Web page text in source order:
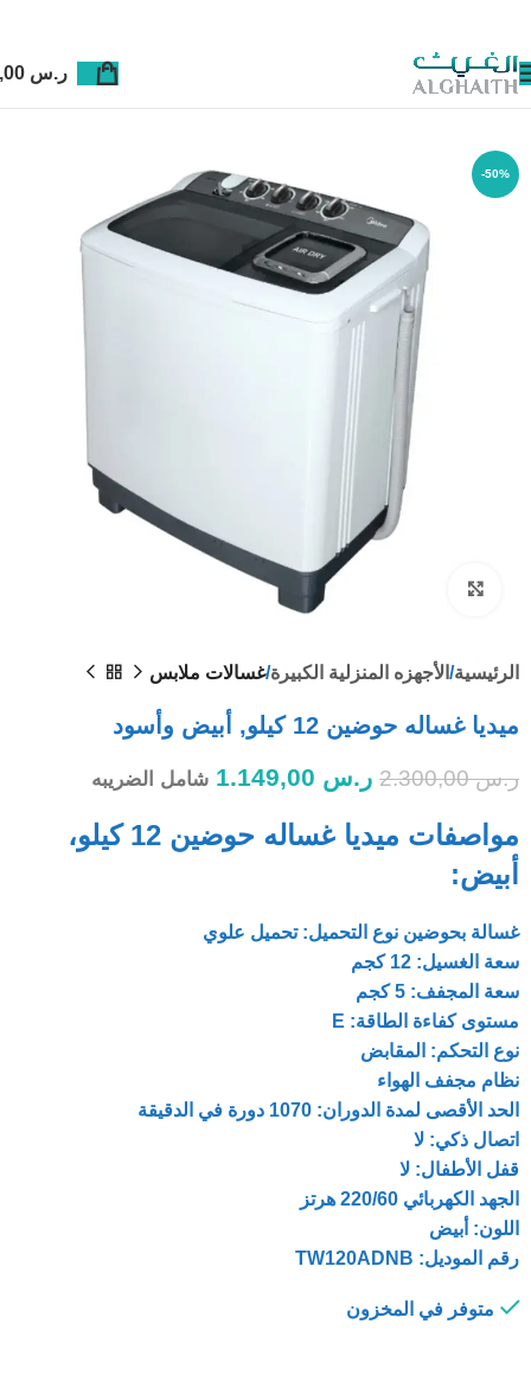
ر.س
-50%
Click to enlarge
الرئيسية الأجهزه المنزلية الكبيرة غسالات ملابس
ميديا غساله حوضين 12 كيلو, أبيض وأسود
ر.س2.300,00 ر.س شامل الضريبه
مواصفات ميديا غساله حوضين 12 كيلو،
أبيض:
غسالة بحوضين نوع التحميل: تحميل علوي
سعة الغسيل: 12 كجم
سعة المجفف: 5 كجم
مستوى كفاءة الطاقة: E
نوع التحكم: المقابض
نظام مجفف الهواء
الحد الأقصى لمدة الدوران: 1070 دورة في الدقيقة
اتصال ذكي: لا
قفل الأطفال: لا
الجهد الكهربائي 220/60 هرتز
اللون: أبيض
رقم الموديل: TW120ADNB
متوفر في المخزون